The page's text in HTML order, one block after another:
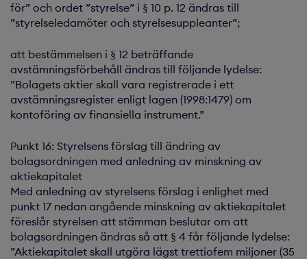
för” och ordet ”styrelse” i § 10 p. 12 ändras till
”styrelseledamöter och styrelsesuppleanter”;
att bestämmelsen i § 12 beträffande
avstämningsförbehåll ändras till följande lydelse:
”Bolagets aktier skall vara registrerade i ett
avstämningsregister enligt lagen (1998:1479) om
kontoföring av finansiella instrument.”
Punkt 16: Styrelsens förslag till ändring av
bolagsordningen med anledning av minskning av
aktiekapitalet
Med anledning av styrelsens förslag i enlighet med
punkt 17 nedan angående minskning av aktiekapitalet
föreslår styrelsen att stämman beslutar om att
bolagsordningen ändras så att § 4 får följande lydelse:
”Aktiekapitalet skall utgöra lägst trettiofem miljoner (35